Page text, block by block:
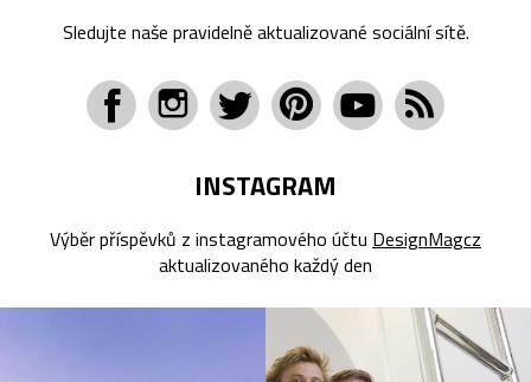
Sledujte naše pravidelně aktualizované sociální sítě.
INSTAGRAM
Výběr příspěvků z instagramového účtu DesignMagcz
aktualizovaného každý den